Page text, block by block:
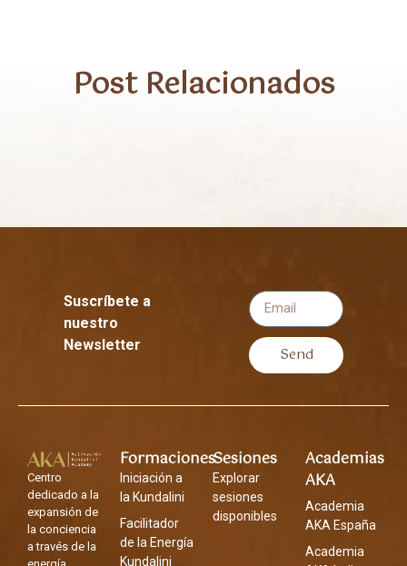
Post Relacionados
Suscríbete a
nuestro
Newsletter
Send
Centro
dedicado a la
expansión de
la conciencia
a través de la
Formaciones
Iniciación a
la Kundalini
Facilitador
de la Energía
Kundalini
Sesiones
Explorar
sesiones
disponibles
Academias
AKA
Academia
AKA España
Academia